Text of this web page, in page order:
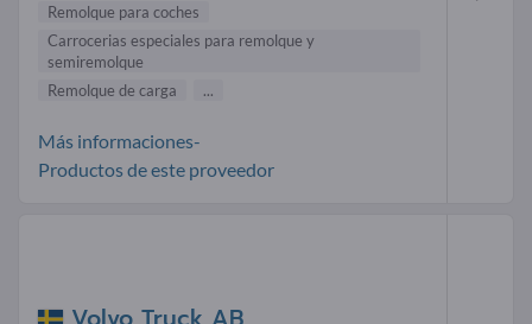
Remolque para coches
Carrocerias especiales para remolque y
semiremolque
Remolque de carga
...
Más informaciones-
Productos de este proveedor